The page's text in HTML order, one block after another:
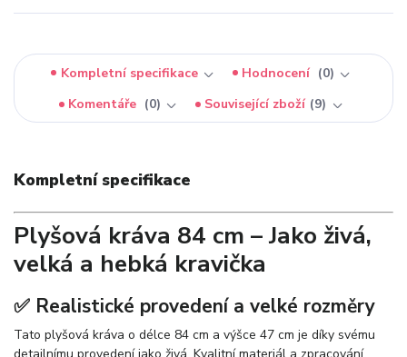
Kompletní specifikace Hodnocení
0
Komentáře
0 Související zboží 9
Kompletní specifikace
Plyšová kráva 84 cm – Jako živá,
velká a hebká kravička
✅ Realistické provedení a velké rozměry
Tato plyšová kráva o délce 84 cm a výšce 47 cm je díky svému